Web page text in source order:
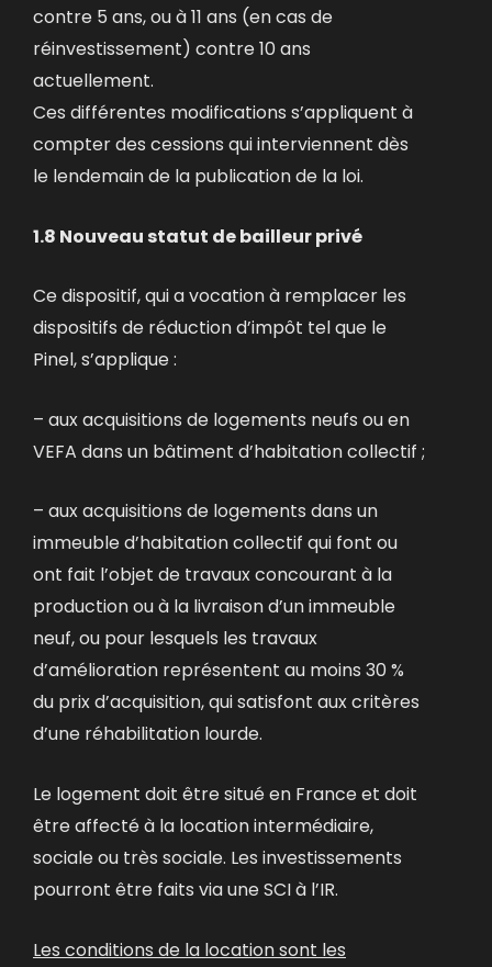
contre 5 ans, ou à 11 ans (en cas de
réinvestissement) contre 10 ans
actuellement.
Ces différentes modifications s’appliquent à
compter des cessions qui interviennent dès
le lendemain de la publication de la loi.
1.8 Nouveau statut de bailleur privé
Ce dispositif, qui a vocation à remplacer les
dispositifs de réduction d’impôt tel que le
Pinel, s’applique :
– aux acquisitions de logements neufs ou en
VEFA dans un bâtiment d’habitation collectif ;
– aux acquisitions de logements dans un
immeuble d’habitation collectif qui font ou
ont fait l’objet de travaux concourant à la
production ou à la livraison d’un immeuble
neuf, ou pour lesquels les travaux
d’amélioration représentent au moins 30 %
du prix d’acquisition, qui satisfont aux critères
d’une réhabilitation lourde.
Le logement doit être situé en France et doit
être affecté à la location intermédiaire,
sociale ou très sociale. Les investissements
pourront être faits via une SCI à l’IR.
Les conditions de la location sont les